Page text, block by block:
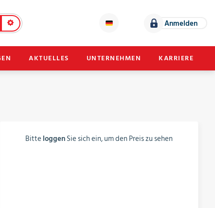
Anmelden
AKTUELLES UNTERNEHMEN KARRIERE
Bitte loggenSie sich ein, um den Preis zu sehen